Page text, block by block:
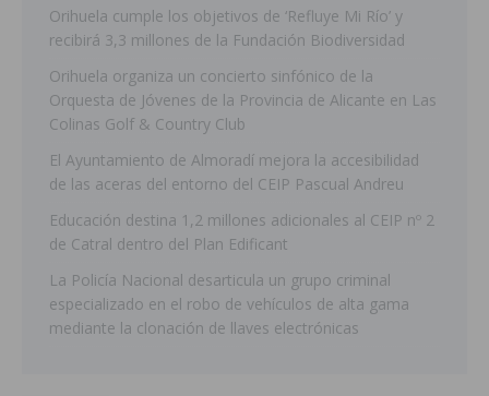
Orihuela cumple los objetivos de ‘Refluye Mi Río’ y
recibirá 3,3 millones de la Fundación Biodiversidad
Orihuela organiza un concierto sinfónico de la
Orquesta de Jóvenes de la Provincia de Alicante en Las
Colinas Golf & Country Club
El Ayuntamiento de Almoradí mejora la accesibilidad
de las aceras del entorno del CEIP Pascual Andreu
Educación destina 1,2 millones adicionales al CEIP nº 2
de Catral dentro del Plan Edificant
La Policía Nacional desarticula un grupo criminal
especializado en el robo de vehículos de alta gama
mediante la clonación de llaves electrónicas